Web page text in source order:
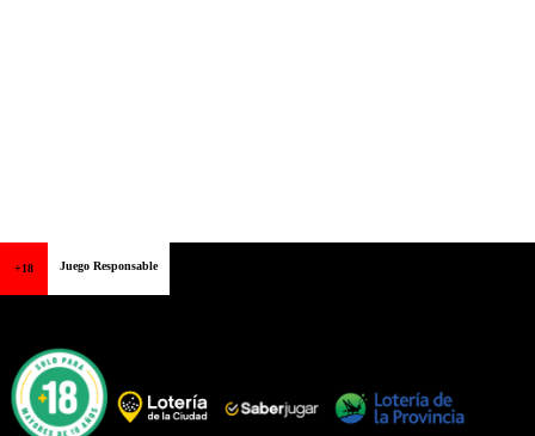
+18 Juego Responsable